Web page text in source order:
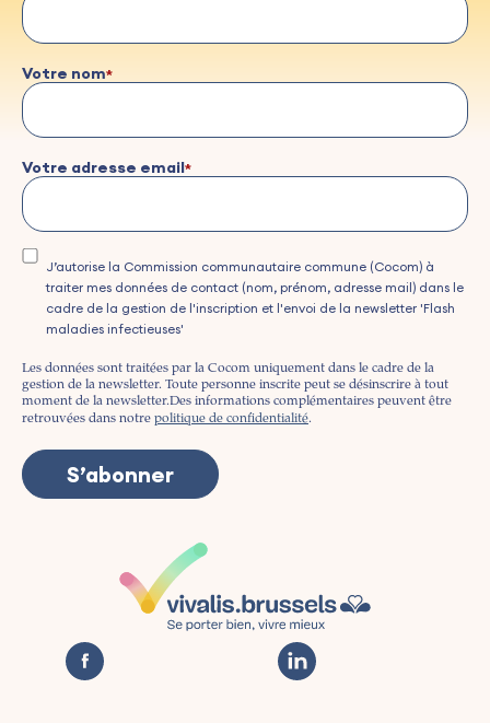
Votre nom
Votre adresse email
J’autorise la Commission communautaire commune (Cocom) à
traiter mes données de contact (nom, prénom, adresse mail) dans le
cadre de la gestion de l'inscription et l'envoi de la newsletter 'Flash
maladies infectieuses'
Les données sont traitées par la Cocom uniquement dans le cadre de la
gestion de la newsletter. Toute personne inscrite peut se désinscrire à tout
moment de la newsletter.Des informations complémentaires peuvent être
retrouvées dans notre politique de confidentialité.